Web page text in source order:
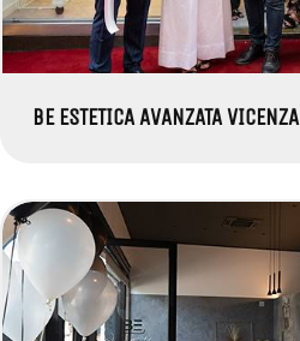
BE ESTETICA AVANZATA VICENZA